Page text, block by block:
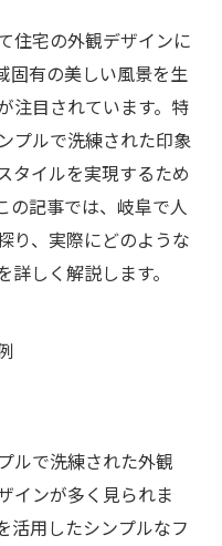
住宅の外観デザインに
固有の美しい風景を生
注目されています。特
プルで洗練された印象
タイルを実現するため
の記事では、岐阜で人
り、実際にどのような
しく解説します。
ルで洗練された外観
インが多く見られま
活用したシンプルなフ